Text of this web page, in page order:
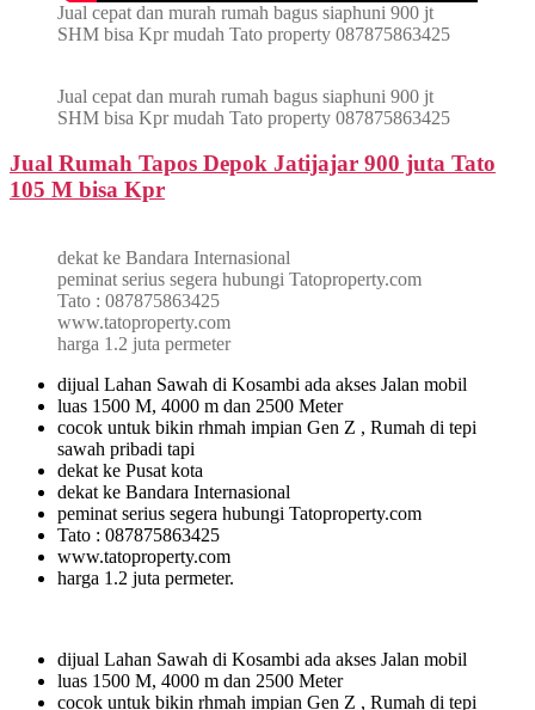
Jual cepat dan murah rumah bagus siaphuni 900 jt
SHM bisa Kpr mudah Tato property 087875863425
Jual cepat dan murah rumah bagus siaphuni 900 jt
SHM bisa Kpr mudah Tato property 087875863425
Jual Rumah Tapos Depok Jatijajar 900 juta Tato
105 M bisa Kpr
dekat ke Bandara Internasional
peminat serius segera hubungi Tatoproperty.com
Tato : 087875863425
www.tatoproperty.com
harga 1.2 juta permeter
dijual Lahan Sawah di Kosambi ada akses Jalan mobil
luas 1500 M, 4000 m dan 2500 Meter
cocok untuk bikin rhmah impian Gen Z , Rumah di tepi
sawah pribadi tapi
dekat ke Pusat kota
dekat ke Bandara Internasional
peminat serius segera hubungi Tatoproperty.com
Tato : 087875863425
www.tatoproperty.com
harga 1.2 juta permeter.
dijual Lahan Sawah di Kosambi ada akses Jalan mobil
luas 1500 M, 4000 m dan 2500 Meter
cocok untuk bikin rhmah impian Gen Z , Rumah di tepi